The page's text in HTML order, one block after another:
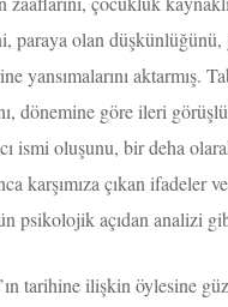
paraya olan
yansımalarını aktarmış.
dönemine göre ileri
ismi oluşunu, bir deha
karşımıza çıkan ifadeler
psikolojik açıdan analizi
tarihine ilişkin öylesine